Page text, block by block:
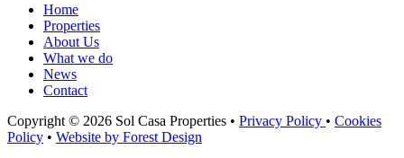
Home
Properties
About Us
What we do
News
Contact
Copyright © 2026 Sol Casa Properties • Privacy Policy • Cookies
Policy • Website by Forest Design